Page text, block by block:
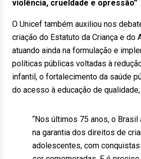
violência, crueldade e opressão”
O Unicef também auxiliou nos
criação do Estatuto da Criança e do
atuando ainda na formulação e
políticas públicas voltadas à
infantil, o fortalecimento da saúde
do acesso à educação de
“Nos últimos 75 anos, o Brasil
na garantia dos direitos de
adolescentes, com